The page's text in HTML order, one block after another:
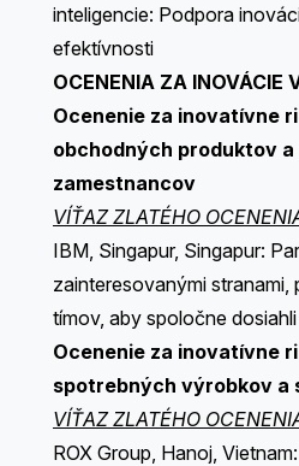
inteligencie: Podpora
efektívnosti
OCENENIA ZA INOVÁCIE
Ocenenie za inovatívne
obchodných produktov a
zamestnancov
VÍŤAZ ZLATÉHO
IBM, Singapur, Singapur:
zainteresovanými stranami,
tímov, aby spoločne
Ocenenie za inovatívne
spotrebných výrobkov a
VÍŤAZ ZLATÉHO
ROX Group, Hanoj,